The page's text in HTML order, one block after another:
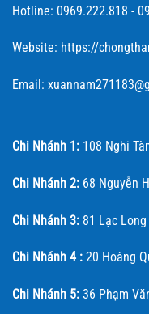
Hotline: 0969.222.818 -
Website: https://
Email:
Chi Nhánh 1: 108 Nghi
Chi Nhánh 2: 68 Nguyễn
Chi Nhánh 3: 81 Lạc Long
Chi Nhánh 4 : 20 Hoàng
Chi Nhánh 5: 36 Phạm